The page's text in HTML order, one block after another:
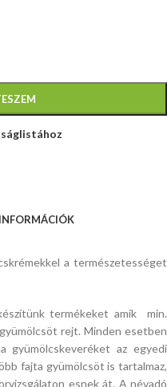
a természetességet
termékeket amik min.
rejt. Minden esetben
gyümölcskeveréket az egyedi
fajta gyümölcsöt is tartalmaz,
esnek át. A névadó